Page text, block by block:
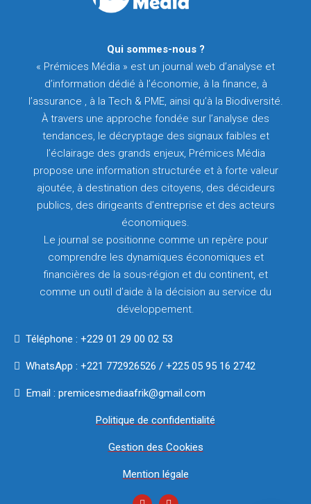
Qui sommes-nous ?
« Prémices Média » est un journal web d’analyse et
d’information dédié à l’économie, à la finance, à
l’assurance , à la Tech & PME, ainsi qu’à la Biodiversité.
À travers une approche fondée sur l’analyse des
tendances, le décryptage des signaux faibles et
l’éclairage des grands enjeux, Prémices Média
propose une information structurée et à forte valeur
ajoutée, à destination des citoyens, des décideurs
publics, des dirigeants d’entreprise et des acteurs
économiques.
Le journal se positionne comme un repère pour
comprendre les dynamiques économiques et
financières de la sous-région et du continent, et
comme un outil d’aide à la décision au service du
développement.
Téléphone : +229 01 29 00 02 53
WhatsApp : +221 772926526 / +225 05 95 16 2742
Email : premicesmediaafrik@gmail.com
Politique de confidentialité
Gestion des Cookies
Mention légale